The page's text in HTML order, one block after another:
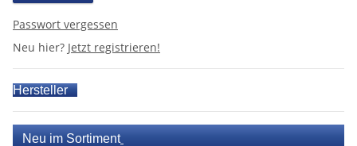
Passwort vergessen
Neu hier? Jetzt registrieren!
Hersteller
Neu im Sortiment